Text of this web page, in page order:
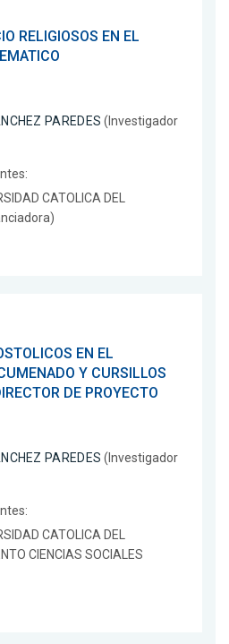
RELIGIOSOS EN EL
PAREDES (Investigador
CATOLICA DEL
EN EL
Y CURSILLOS
DE PROYECTO
PAREDES (Investigador
CATOLICA DEL
CIENCIAS SOCIALES